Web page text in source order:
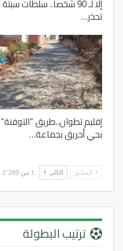
إلا لـ 90 شخصا.. سلطات سبتة
تحذر…
إقليم تطوان..طريق “التوفنة”
بحي أحريق بجماعة…
السابق التالي 1 من 2٬200
ترتيب البطولة